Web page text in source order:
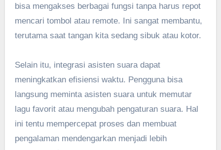
bisa mengakses berbagai fungsi tanpa harus repot
mencari tombol atau remote. Ini sangat membantu,
terutama saat tangan kita sedang sibuk atau kotor.
Selain itu, integrasi asisten suara dapat
meningkatkan efisiensi waktu. Pengguna bisa
langsung meminta asisten suara untuk memutar
lagu favorit atau mengubah pengaturan suara. Hal
ini tentu mempercepat proses dan membuat
pengalaman mendengarkan menjadi lebih